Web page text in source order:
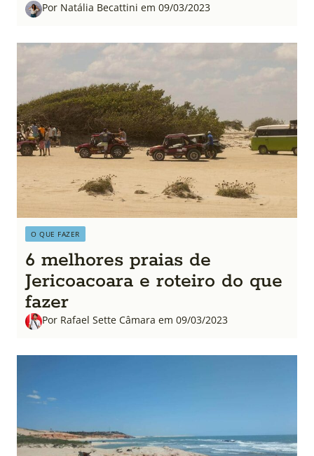
Por Natália Becattini em 09/03/2023
O QUE FAZER
6 melhores praias de
Jericoacoara e roteiro do que
fazer
Por Rafael Sette Câmara em 09/03/2023